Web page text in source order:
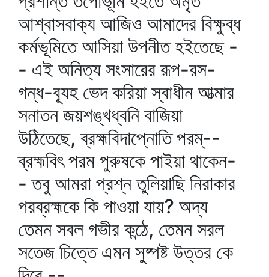
আশ্বাসবাক্য আজিও আমাদের বিক্ষুব্ধ
কর্মভূমিতে আসিয়া উপনীত হইতেছে -
- এই অনিত্য সংসারের রূপ-রস-
গন্ধ-ব্যূহ ভেদ করিয়া স্বাধীন আত্মার
সনাতন জয়শঙ্খধ্বনি বাজিয়া
উঠিতেছে, ব্রহ্মবিদাপ্নোতি পরম্‌--
ব্রহ্মবিৎ পরম পুরুষকে পাইয়া থাকেন-
- তবু আমরা প্রশ্ন তুলিয়াছি নিরাকার
পরব্রহ্মকে কি পাওয়া যায়? অদ্য
তেমন সবল গভীর কন্ঠে, তেমন সরল
সতেজ চিত্তে এমন সুষ্পষ্ট উত্তর কে